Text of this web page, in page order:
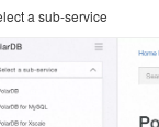
a sub-service
Trajectory SQL リファ